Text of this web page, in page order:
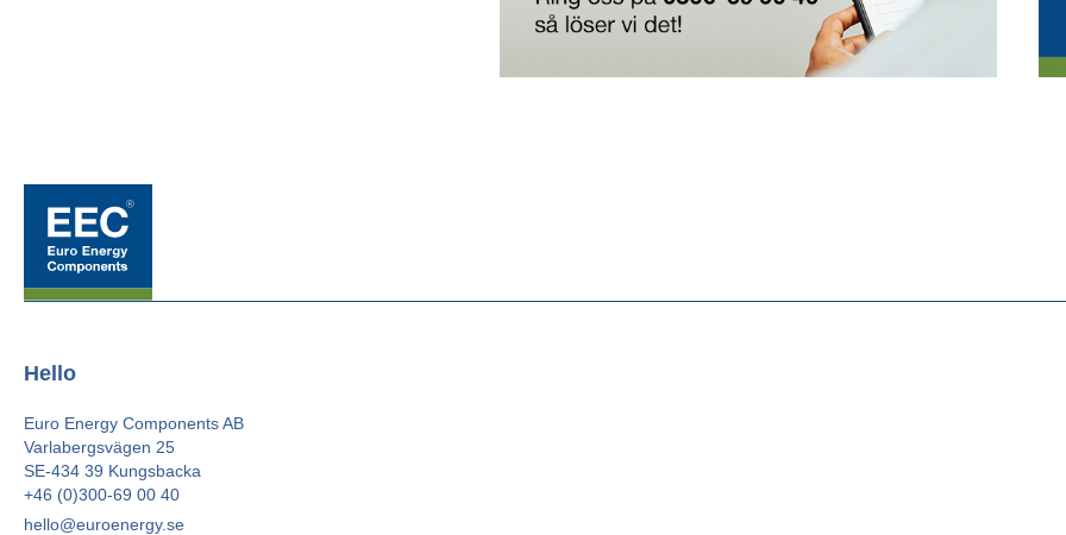
Hello
Euro Energy Components AB
Varlabergsvägen 25
SE-434 39 Kungsbacka
+46 (0)300-69 00 40
hello@euroenergy.se